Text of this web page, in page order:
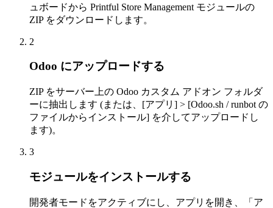
ュボードから Printful Store Management モジュールの
ZIP をダウンロードします。
2
Odoo にアップロードする
ZIP をサーバー上の Odoo カスタム アドオン フォルダ
ーに抽出します (または、[アプリ] > [Odoo.sh / runbot の
ファイルからインストール] を介してアップロードし
ます)。
3
モジュールをインストールする
開発者モードをアクティブにし、アプリを開き、「ア